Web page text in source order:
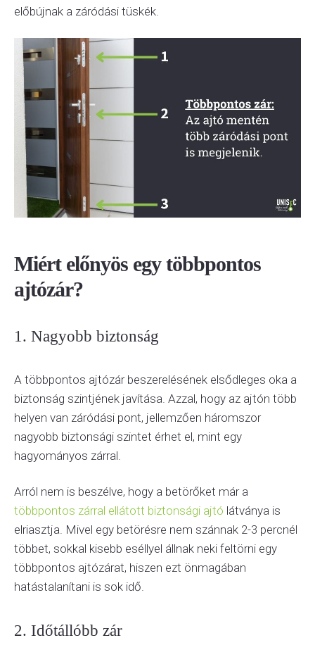
előbújnak a záródási tüskék.
Miért előnyös egy többpontos
ajtózár?
1. Nagyobb biztonság
A többpontos ajtózár beszerelésének elsődleges oka a
biztonság szintjének javítása. Azzal, hogy az ajtón több
helyen van záródási pont, jellemzően háromszor
nagyobb biztonsági szintet érhet el, mint egy
hagyományos zárral.
Arról nem is beszélve, hogy a betörőket már a
többpontos zárral ellátott biztonsági ajtó látványa is
elriasztja. Mivel egy betörésre nem szánnak 2-3 percnél
többet, sokkal kisebb eséllyel állnak neki feltörni egy
többpontos ajtózárat, hiszen ezt önmagában
hatástalanítani is sok idő.
2. Időtállóbb zár